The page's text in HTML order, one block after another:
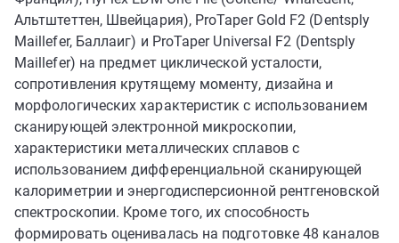
Альтштеттен, Швейцария), ProTaper Gold F2 (Dentsply
Maillefer, Баллаиг) и ProTaper Universal F2 (Dentsply
Maillefer) на предмет циклической усталости,
сопротивления крутящему моменту, дизайна и
морфологических характеристик с использованием
сканирующей электронной микроскопии,
характеристики металлических сплавов с
использованием дифференциальной сканирующей
калориметрии и энергодисперсионной рентгеновской
спектроскопии. Кроме того, их способность
формировать оценивалась на подготовке 48 каналов